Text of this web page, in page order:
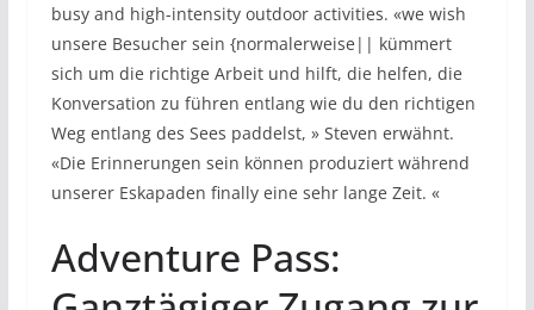
busy and high-intensity outdoor activities. «we wish
unsere Besucher sein {normalerweise|| kümmert
sich um die richtige Arbeit und hilft, die helfen, die
Konversation zu führen entlang wie du den richtigen
Weg entlang des Sees paddelst, » Steven erwähnt.
«Die Erinnerungen sein können produziert während
unserer Eskapaden finally eine sehr lange Zeit. «
Adventure Pass: